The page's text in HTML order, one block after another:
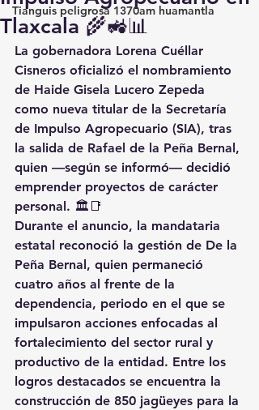
Tianguis peligrosa 1370am huamantla
Tlaxcala 🌾🚜📊
La gobernadora Lorena Cuéllar
Cisneros oficializó el nombramiento
de Haide Gisela Lucero Zepeda
como nueva titular de la Secretaría
de Impulso Agropecuario (SIA), tras
la salida de Rafael de la Peña Bernal,
quien —según se informó— decidió
emprender proyectos de carácter
personal. 🏛️📑
Durante el anuncio, la mandataria
estatal reconoció la gestión de De la
Peña Bernal, quien permaneció
cuatro años al frente de la
dependencia, periodo en el que se
impulsaron acciones enfocadas al
fortalecimiento del sector rural y
productivo de la entidad. Entre los
logros destacados se encuentra la
construcción de 850 jagüeyes para la